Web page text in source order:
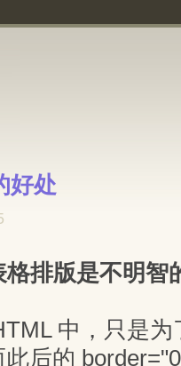
好处
排版是不明智
中，只是
后的